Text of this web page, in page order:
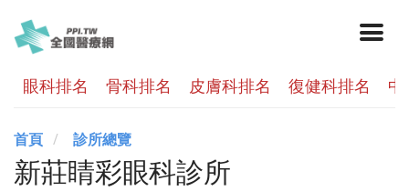
眼科排名 骨科排名 皮膚科排名 復健科排名
首頁 診所總覽
新莊睛彩眼科診所